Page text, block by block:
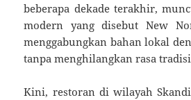
beberapa dekade terakhir,
modern yang disebut New
menggabungkan bahan lokal
tanpa menghilangkan rasa
Kini, restoran di wilayah